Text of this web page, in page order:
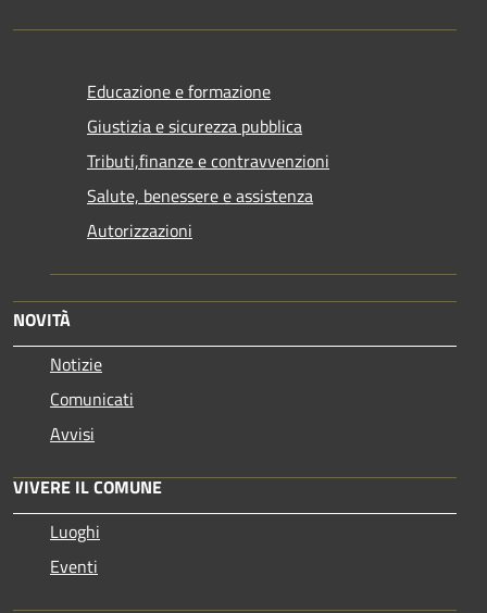
Educazione e formazione
Giustizia e sicurezza pubblica
Tributi,finanze e contravvenzioni
Salute, benessere e assistenza
Autorizzazioni
NOVITÀ
Notizie
Comunicati
Avvisi
VIVERE IL COMUNE
Luoghi
Eventi